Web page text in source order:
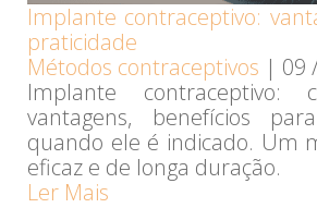
Implante contraceptivo:
praticidade
Métodos contraceptivos | 09
Implante contraceptivo:
vantagens, benefícios
quando ele é indicado. Um
eficaz e de longa duração.
Ler Mais